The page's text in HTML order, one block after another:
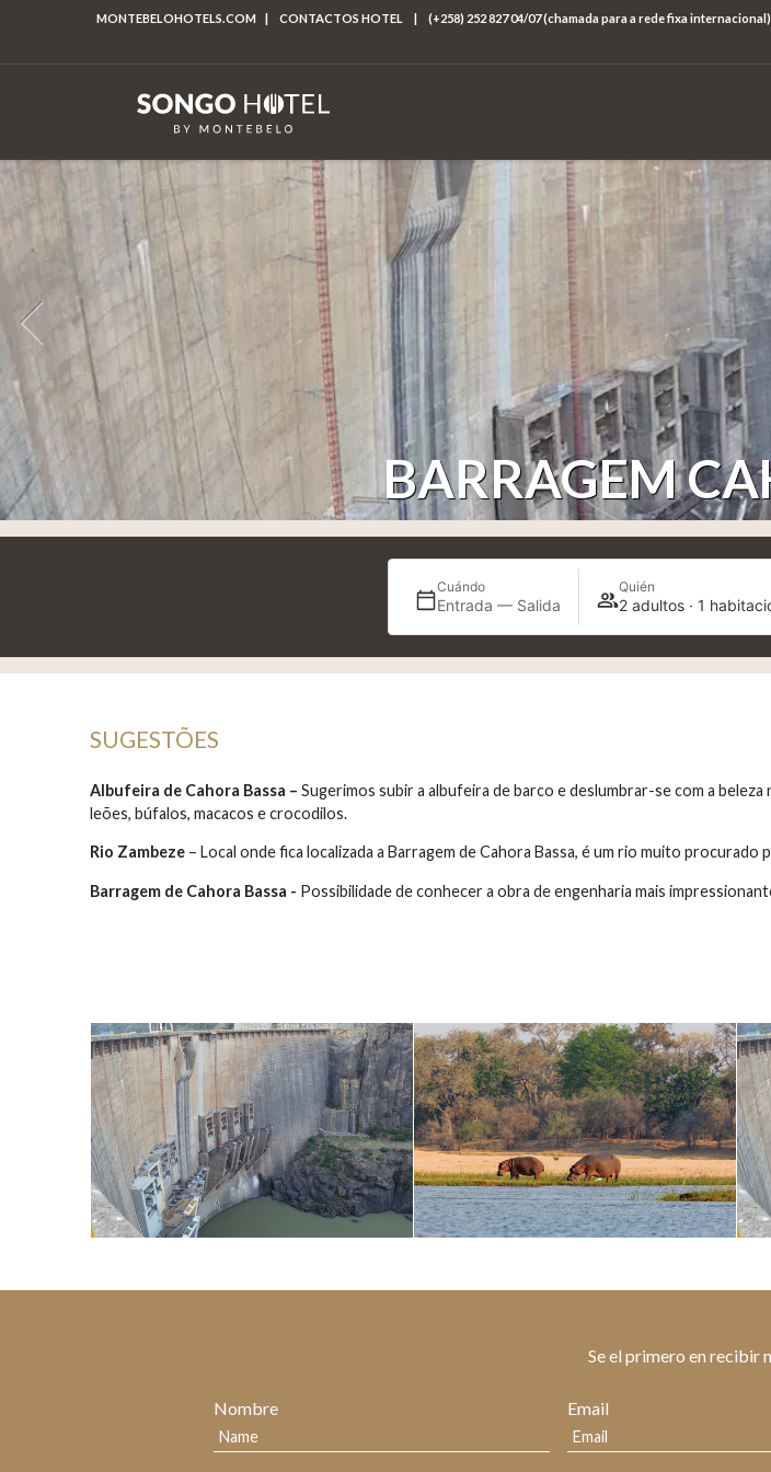
MONTEBELOHOTELS.COM | CONTACTOS HOTEL | (+258) 252 827 04/07 (chamada para a rede fixa internacional)
BARRAGEM
Cuándo
Entrada — Salida
Quién
2 adultos · 1
SUGESTÕES
Albufeira de Cahora Bassa – Sugerimos subir a albufeira de barco e deslumbrar-se com a
leões, búfalos, macacos e crocodilos.
Rio Zambeze – Local onde fica localizada a Barragem de Cahora Bassa, é um rio muito
Barragem de Cahora Bassa - Possibilidade de conhecer a obra de engenharia mais
Se el primero en recibir
Nombre Email